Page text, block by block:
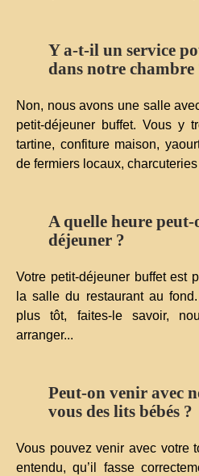
Y a-t-il un service
dans notre chambre
Non, nous avons une salle
petit-déjeuner buffet. Vous y
tartine, confiture maison,
de fermiers locaux,
A quelle heure
déjeuner ?
Votre petit-déjeuner buffet est
la salle du restaurant au
plus tôt, faites-le savoir,
arranger...
Peut-on venir avec
vous des lits bébés ?
Vous pouvez venir avec votre
entendu, qu’il fasse